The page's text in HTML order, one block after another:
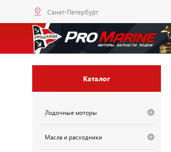
Санкт-Петербург
Каталог
Лодочные моторы
Масла и расходники